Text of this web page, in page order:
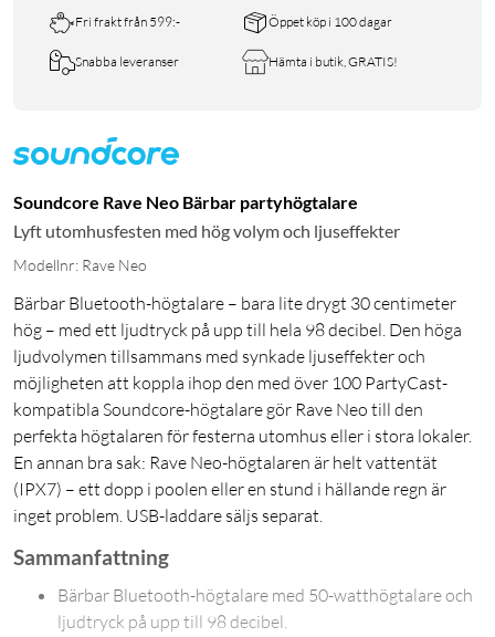
Fri frakt från 599:- Öppet köp i 100 dagar
Snabba leveranser Hämta i butik, GRATIS!
Soundcore Rave Neo Bärbar partyhögtalare
Lyft utomhusfesten med hög volym och ljuseffekter
Modellnr: Rave Neo
Bärbar Bluetooth-högtalare – bara lite drygt 30 centimeter
hög – med ett ljudtryck på upp till hela 98 decibel. Den höga
ljudvolymen tillsammans med synkade ljuseffekter och
möjligheten att koppla ihop den med över 100 PartyCast-
kompatibla Soundcore-högtalare gör Rave Neo till den
perfekta högtalaren för festerna utomhus eller i stora lokaler.
En annan bra sak: Rave Neo-högtalaren är helt vattentät
(IPX7) – ett dopp i poolen eller en stund i hällande regn är
inget problem. USB-laddare säljs separat.
Sammanfattning
Bärbar Bluetooth-högtalare med 50-watthögtalare och
ljudtryck på upp till 98 decibel.